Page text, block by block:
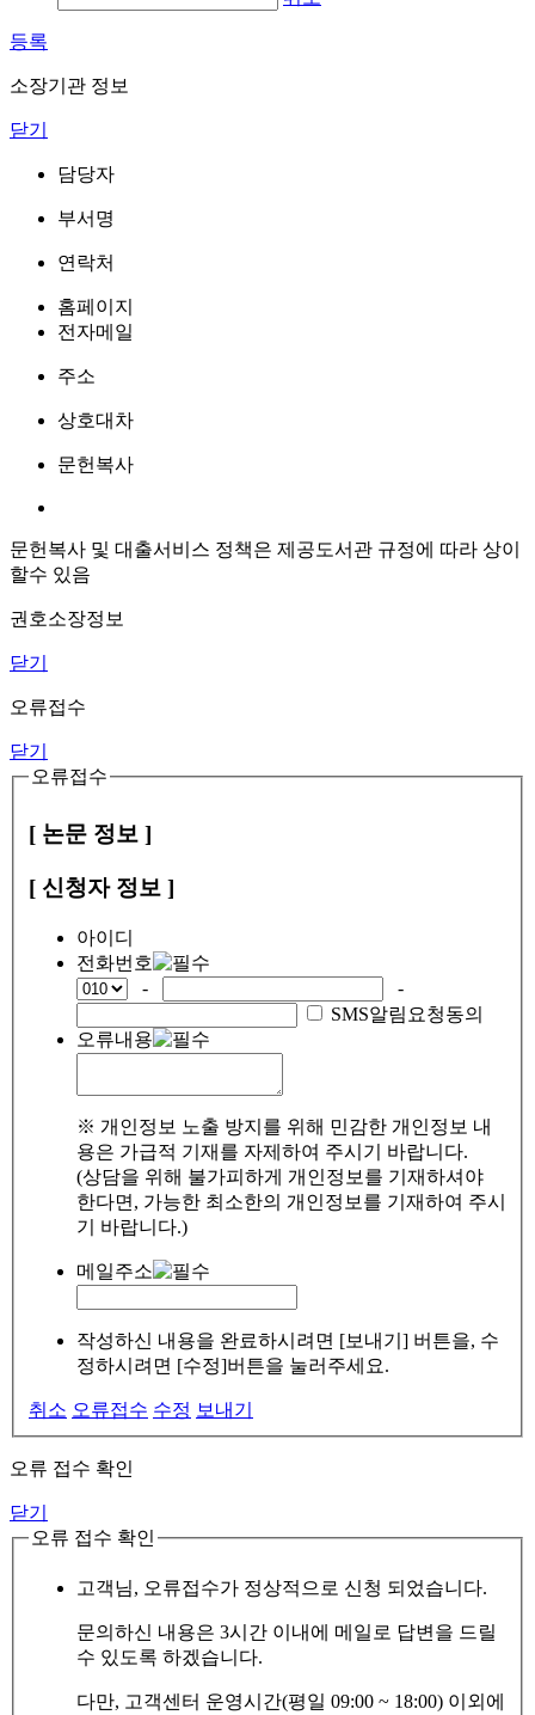
등록
소장기관 정보
닫기
담당자
부서명
연락처
홈페이지
전자메일
주소
상호대차
문헌복사
문헌복사 및 대출서비스 정책은 제공도서관 규정에 따라 상이
할수 있음
권호소장정보
닫기
오류접수
닫기
오류접수
[ 논문 정보 ]
[ 신청자 정보 ]
아이디
전화번호
-
-
SMS알림요청동의
오류내용
※ 개인정보 노출 방지를 위해 민감한 개인정보 내
용은 가급적 기재를 자제하여 주시기 바랍니다.
(상담을 위해 불가피하게 개인정보를 기재하셔야
한다면, 가능한 최소한의 개인정보를 기재하여 주시
기 바랍니다.)
메일주소
작성하신 내용을 완료하시려면 [보내기] 버튼을, 수
정하시려면 [수정]버튼을 눌러주세요.
취소 오류접수 수정 보내기
오류 접수 확인
닫기
오류 접수 확인
고객님, 오류접수가 정상적으로 신청 되었습니다.
문의하신 내용은 3시간 이내에 메일로 답변을 드릴
수 있도록 하겠습니다.
다만, 고객센터 운영시간(평일 09:00 ~ 18:00) 이외에